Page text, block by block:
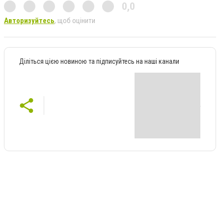
0,0
Авторизуйтесь, щоб оцінити
Діліться цією новиною та підписуйтесь на наші канали